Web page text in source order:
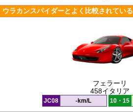
ウラカンスパイダーとよく比較されてい
フェラーリ
458イタリア
JC08 -km/L 10・15